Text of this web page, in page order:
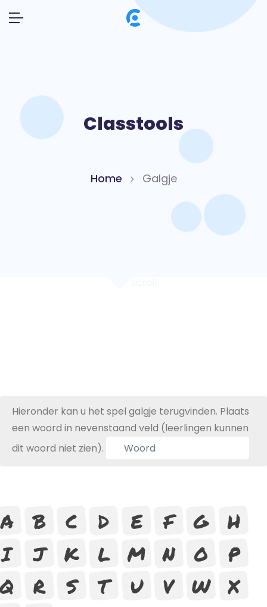
Classtools
Home Galgje
Hieronder kan u het spel galgje terugvinden. Plaats
een woord in nevenstaand veld (leerlingen kunnen
dit woord niet zien).